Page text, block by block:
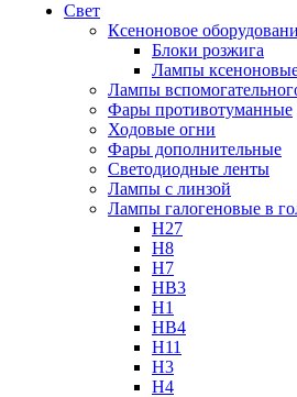
Свет
Ксеноновое
Блоки розжига
Лампы
Лампы
Фары противотуманные
Ходовые огни
Фары дополнительные
Светодиодные ленты
Лампы с линзой
Лампы галогеновые в
H27
H8
H7
HB3
H1
HB4
H11
H3
H4